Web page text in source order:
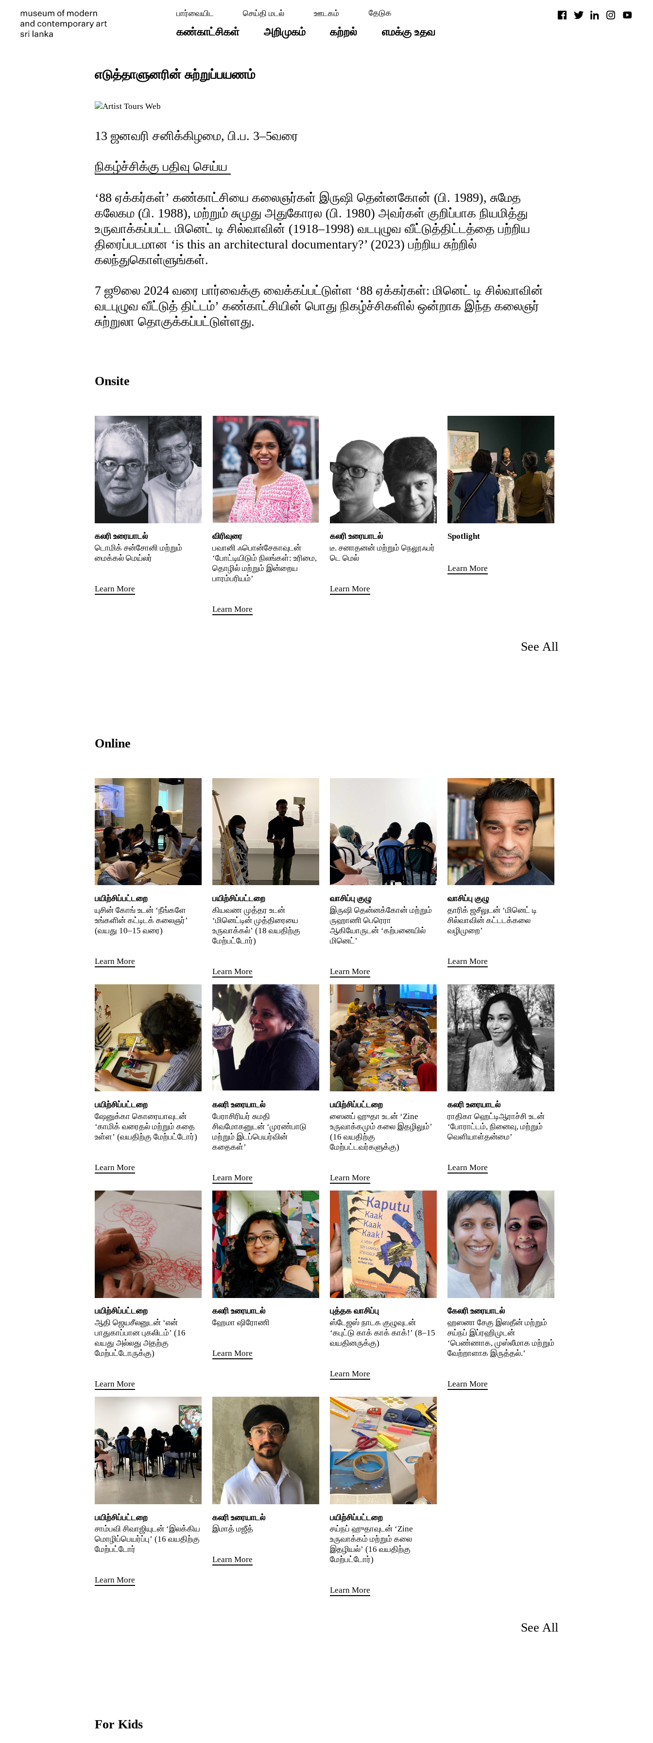
பார்வையிட செய்தி மடல் ஊடகம்
கண்காட்சிகள் அறிமுகம் கற்றல் எமக்கு உதவ
எடுத்தாளுனரின் சுற்றுப்பயணம்
13 ஜனவரி சனிக்கிழமை, பி.ப. 3–5வரை
நிகழ்ச்சிக்கு பதிவு செய்ய
‘88 ஏக்கர்கள்’ கண்காட்சியை கலைஞர்கள் இருஷி தென்னகோன் (பி. 1989), சுமேத
கலேகம (பி. 1988), மற்றும் சுமுது அதுகோரல (பி. 1980) அவர்கள் குறிப்பாக நியமித்து
உருவாக்கப்பட்ட மினெட் டி சில்வாவின் (1918–1998) வடபுழுவ வீட்டுத்திட்டத்தை பற்றிய
திரைப்படமான ‘is this an architectural documentary?’ (2023) பற்றிய சுற்றில்
கலந்துகொள்ளுங்கள்.
7 ஜூலை 2024 வரை பார்வைக்கு வைக்கப்பட்டுள்ள ‘88 ஏக்கர்கள்: மினெட் டி சில்வாவின்
வடபுழுவ வீட்டுத் திட்டம்’ கண்காட்சியின் பொது நிகழ்ச்சிகளில் ஒன்றாக இந்த கலைஞர்
சுற்றுலா தொகுக்கப்பட்டுள்ளது.
Onsite
கலரி உரையாடல்
டொமிக் சன்சோனி மற்றும்
மைக்கல் மெய்லர்
Learn More
விரிவுரை
பவானி ஃபொன்சேகாவுடன்
‘போட்டியிடும் நிலங்கள்: உரிமை,
தொழில் மற்றும் இன்றைய
பாரம்பரியம்’
Learn More
கலரி உரையாடல்
டீ. சனாதனன் மற்றும் நெலூஃபர்
டெ மெல்
Learn More
Spotlight
Learn More
See All
Online
பயிற்சிப்பட்டறை
யுசின் கோங் உடன் ‘நீங்களே
உங்களின் கட்டிடக் கலைஞர்’
(வயது 10–15 வரை)
Learn More
பயிற்சிப்பட்டறை
கியவண முத்தர உடன்
‘மினெட்டின் முத்திரையை
உருவாக்கல்’ (18 வயதிற்கு
மேற்பட்டோர்)
Learn More
வாசிப்பு குழு
இருஷி தென்னக்கோன் மற்றும்
ருஹாணி பெரெரா
ஆகியோருடன் ‘கற்பனையில்
மினெட்’
Learn More
வாசிப்பு குழு
தாரிக் ஜசீலுடன் ‘மினெட் டி
சில்வாவின் கட்டடக்கலை
வழிமுறை’
Learn More
பயிற்சிப்பட்டறை
ஷேனுக்கா கொரையாவுடன்
‘காமிக் வரைதல் மற்றும் கதை
உள்ள’ (வயதிற்கு மேற்பட்டோர்)
Learn More
கலரி உரையாடல்
பேராசிரியர் சுமதி
சிவமோகனுடன் ‘முரண்பாடு
மற்றும் இடப்பெயர்வின்
கதைகள்’
Learn More
பயிற்சிப்பட்டறை
ஸைனப் ஹுதா உடன் ‘Zine
உருவாக்கமும் கலை இதழிலும்’
(16 வயதிற்கு
மேற்பட்டவர்களுக்கு)
Learn More
கலரி உரையாடல்
ராதிகா ஹெட்டிஆராச்சி உடன்
‘போராட்டம், நினைவு, மற்றும்
வெளியாள்தன்மை’
Learn More
பயிற்சிப்பட்டறை
ஆதி ஜெயசீலனுடன் ‘என்
பாதுகாப்பான புகலிடம்’ (16
வயது அல்லது அதற்கு
மேற்பட்டோருக்கு)
Learn More
கலரி உரையாடல்
ஹேமா ஷிரோணி
Learn More
புத்தக வாசிப்பு
ஸ்டேஜஸ் நாடக குழுவுடன்
‘கபுட்டு காக் காக் காக்!’ (8–15
வயதினருக்கு)
Learn More
கேலரி உரையாடல்
ஹஸனா சேகு இஸதீன் மற்றும்
சய்நப் இப்ரஹிமுடன்
‘பெண்ணாக, முஸ்லீமாக மற்றும்
வேற்றாளாக இருத்தல்.’
Learn More
பயிற்சிப்பட்டறை
சாம்பவி சிவாஜியுடன் ‘இலக்கிய
மொழிப்பெயர்ப்பு’ (16 வயதிற்கு
மேற்பட்டோர்
Learn More
கலரி உரையாடல்
இமாத் மஜீத்
Learn More
பயிற்சிப்பட்டறை
சய்நப் ஹுதாவுடன் ‘Zine
உருவாக்கம் மற்றும் கலை
இதழியல்’ (16 வயதிற்கு
மேற்பட்டோர்)
Learn More
See All
For Kids